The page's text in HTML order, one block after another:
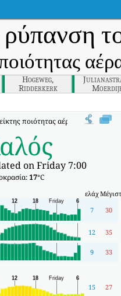
Hogeweg,
Ridderkerk
ποιότητας αέρα σε
on Friday 7:00
17°C
ελάχ
7 30
12 35
9
33
15 27